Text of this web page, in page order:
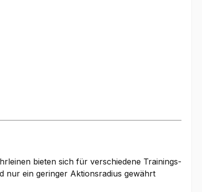
bieten sich für verschiedene Trainings-
nur ein geringer Aktionsradius gewährt